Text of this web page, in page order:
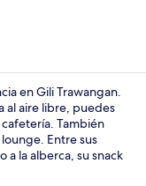
en Gili Trawangan.
al aire libre, puedes
También
Entre sus
a la alberca, su snack